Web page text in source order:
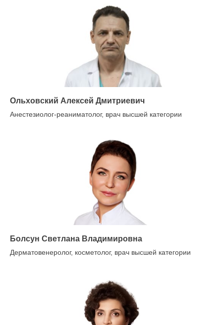
Ольховский Алексей Дмитриевич
Анестезиолог-реаниматолог, врач высшей категории
Болсун Светлана Владимировна
Дерматовенеролог, косметолог, врач высшей категории